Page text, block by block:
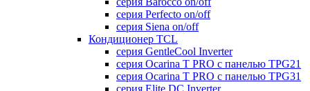
серия Perfecto on/off
серия Siena on/off
Кондиционер TCL
серия GentleCool Inverter
серия Ocarina T PRO c панелью TPG21
серия Ocarina T PRO c панелью TPG31
серия Elite DC Inverter